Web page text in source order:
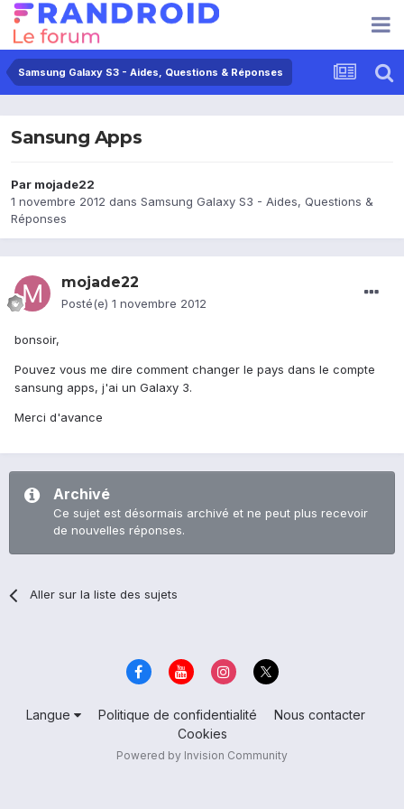
Samsung Galaxy S3 - Aides, Questions & Réponses
Sansung Apps
Par mojade22
1 novembre 2012 dans Samsung Galaxy S3 - Aides, Questions &
Réponses
mojade22
Posté(e) 1 novembre 2012
bonsoir,
Pouvez vous me dire comment changer le pays dans le compte
sansung apps, j'ai un Galaxy 3.
Merci d'avance
Archivé
Ce sujet est désormais archivé et ne peut plus recevoir
de nouvelles réponses.
Aller sur la liste des sujets
Langue Politique de confidentialité
Nous contacter
Cookies
Powered by Invision Community